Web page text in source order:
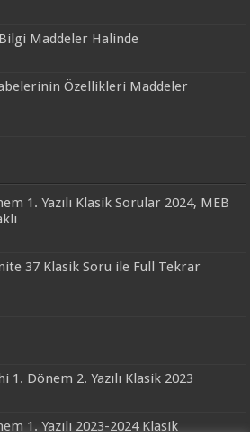
Maddeler Halinde
Özellikleri Maddeler
1. Yazılı Klasik Sorular 2024, MEB
37 Klasik Soru ile Full Tekrar
1. Dönem 2. Yazılı Klasik 2023
1. Yazılı 2023-2024 Klasik